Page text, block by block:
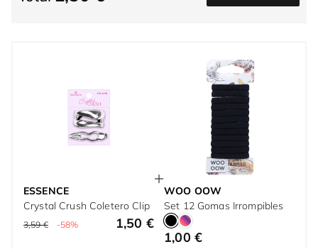
ESSENCE
Crystal Crush Coletero Clip
3,59 € -58% 1,50 €
WOO OOW
Set 12 Gomas Irrompibles
1,00 €